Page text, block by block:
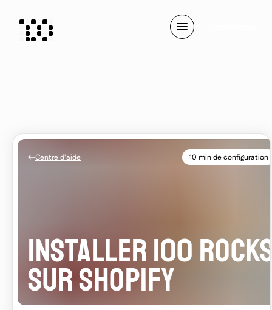
Centre d'aide 10 min de configuration
INSTALLER 100
SUR SHOPIFY